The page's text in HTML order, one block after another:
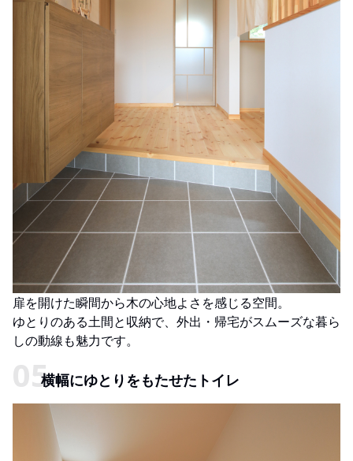
扉を開けた瞬間から木の心地よさを感じる空間。
ゆとりのある土間と収納で、外出・帰宅がスムーズな暮ら
しの動線も魅力です。
横幅にゆとりをもたせたトイレ